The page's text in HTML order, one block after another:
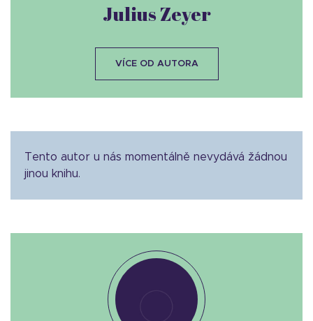
Tento autor u nás momentálně nevydává žádnou
jinou knihu.
Julius Zeyer
VÍCE OD AUTORA